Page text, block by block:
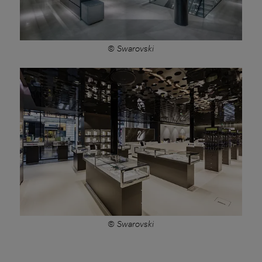
© Swarovski
© Swarovski